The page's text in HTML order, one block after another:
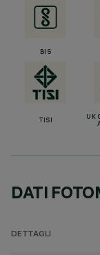
BIS
TISI
UK
DATI
DETTAGLI